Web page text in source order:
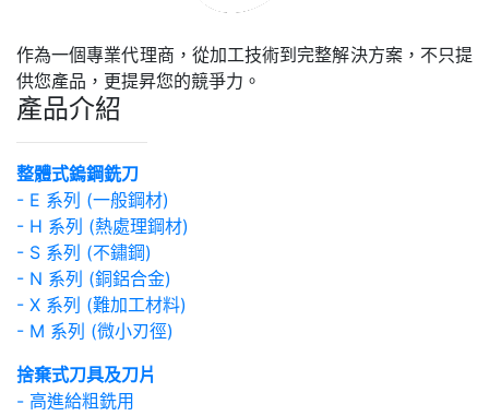
作為一個專業代理商，從加工技術到完整解決方案，不只提
供您產品，更提昇您的競爭力。
產品介紹
整體式鎢鋼銑刀
- E 系列 (一般鋼材)
- H 系列 (熱處理鋼材)
- S 系列 (不鏽鋼)
- N 系列 (銅鋁合金)
- X 系列 (難加工材料)
- M 系列 (微小刃徑)
捨棄式刀具及刀片
- 高進給粗銑用